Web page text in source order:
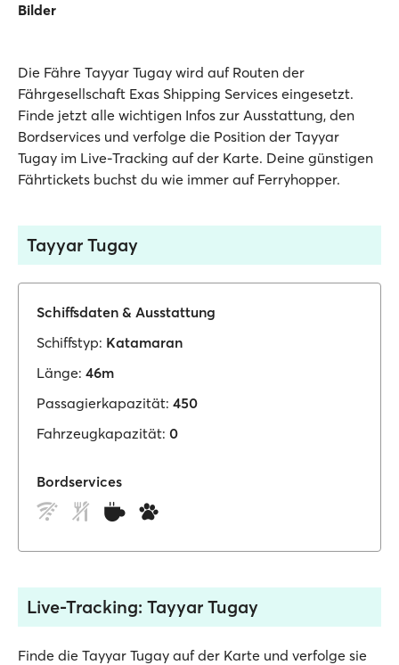
Bilder
Die Fähre Tayyar Tugay wird auf Routen der
Fährgesellschaft Exas Shipping Services eingesetzt.
Finde jetzt alle wichtigen Infos zur Ausstattung, den
Bordservices und verfolge die Position der Tayyar
Tugay im Live-Tracking auf der Karte. Deine günstigen
Fährtickets buchst du wie immer auf Ferryhopper.
Tayyar Tugay
Schiffsdaten & Ausstattung
Schiffstyp: Katamaran
Länge: 46m
Passagierkapazität: 450
Fahrzeugkapazität: 0
Bordservices
Live-Tracking: Tayyar Tugay
Finde die Tayyar Tugay auf der Karte und verfolge sie